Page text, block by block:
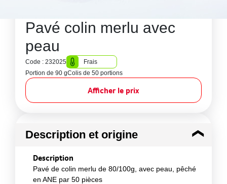
Pavé colin merlu avec
peau
Code : 232025
Frais
Portion de 90 gColis de 50 portions
Afficher le prix
Description et origine
Description
Pavé de colin merlu de 80/100g, avec peau, pêché
en ANE par 50 pièces